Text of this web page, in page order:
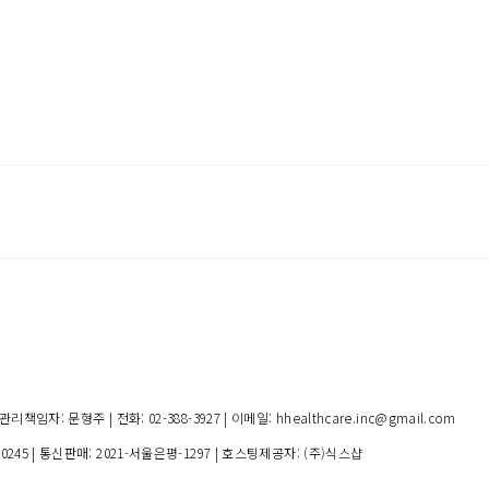
리책임자: 문형주 | 전화: 02-388-3927 | 이메일: hhealthcare.inc@gmail.com
| 통신판매:2021-서울은평-1297 | 호스팅제공자: (주)식스샵